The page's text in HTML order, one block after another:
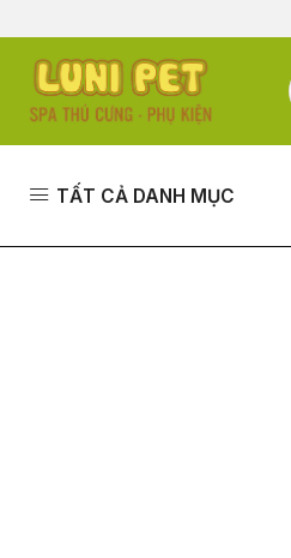
TẤT CẢ DANH MỤC